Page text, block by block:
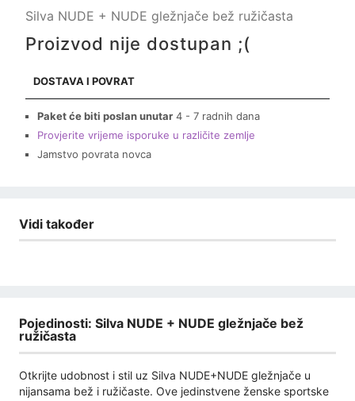
Silva NUDE + NUDE gležnjače bež ružičasta
Proizvod nije dostupan ;(
DOSTAVA I POVRAT
Paket će biti poslan unutar 4 - 7 radnih dana
Provjerite vrijeme isporuke u različite zemlje
Jamstvo povrata novca
Vidi također
Pojedinosti: Silva NUDE + NUDE gležnjače bež
ružičasta
Otkrijte udobnost i stil uz Silva NUDE+NUDE gležnjače u
nijansama bež i ružičaste. Ove jedinstvene ženske sportske